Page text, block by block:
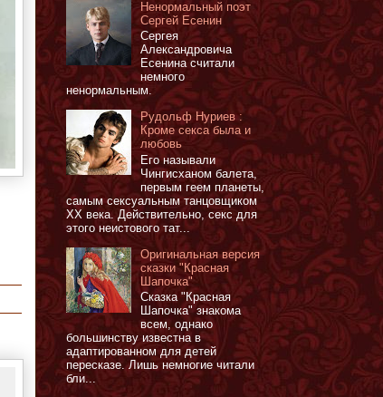
Ненормальный поэт
Сергей Есенин
Сергея
Александровича
Есенина считали
немного
ненормальным.
Рудольф Нуриев :
Кроме секса была и
любовь
Его называли
Чингисханом балета,
первым геем планеты,
самым сексуальным танцовщиком
XX века. Действительно, секс для
этого неистового тат...
Оригинальная версия
сказки "Красная
Шапочка"
Сказка "Красная
Шапочка" знакома
всем, однако
большинству известна в
адаптированном для детей
пересказе. Лишь немногие читали
бли...